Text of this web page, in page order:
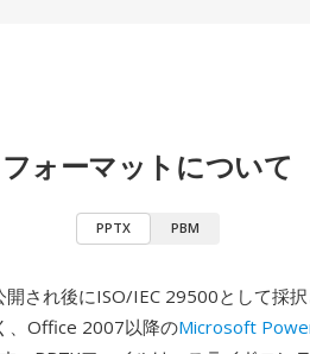
フォーマットについて
PPTX PBM
開され後にISO/IEC 29500として採
、Office 2007以降のMicrosoft